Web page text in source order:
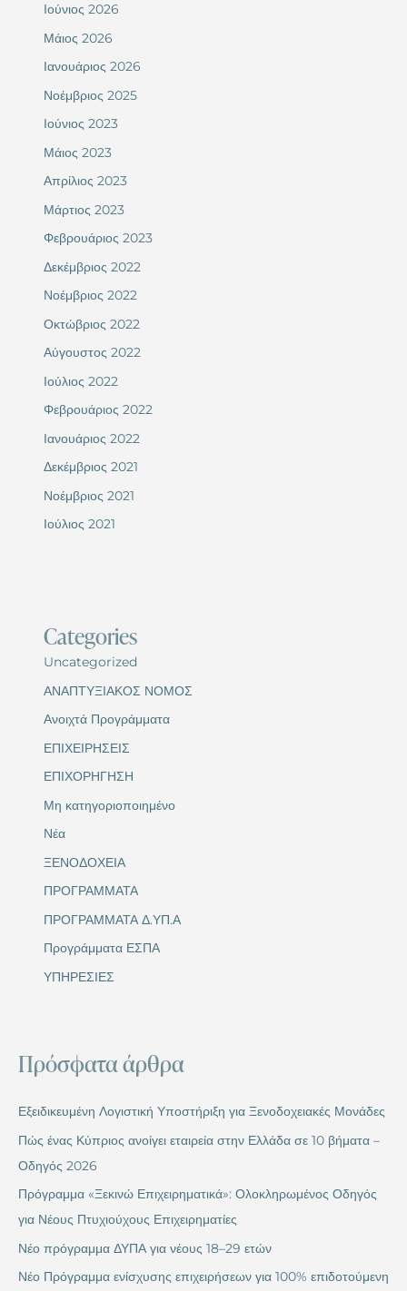
Ιούνιος 2026
Μάιος 2026
Ιανουάριος 2026
Νοέμβριος 2025
Ιούνιος 2023
Μάιος 2023
Απρίλιος 2023
Μάρτιος 2023
Φεβρουάριος 2023
Δεκέμβριος 2022
Νοέμβριος 2022
Οκτώβριος 2022
Αύγουστος 2022
Ιούλιος 2022
Φεβρουάριος 2022
Ιανουάριος 2022
Δεκέμβριος 2021
Νοέμβριος 2021
Ιούλιος 2021
Categories
Uncategorized
ΑΝΑΠΤΥΞΙΑΚΟΣ ΝΟΜΟΣ
Ανοιχτά Προγράμματα
ΕΠΙΧΕΙΡΗΣΕΙΣ
ΕΠΙΧΟΡΗΓΗΣΗ
Μη κατηγοριοποιημένο
Νέα
ΞΕΝΟΔΟΧΕΙΑ
ΠΡΟΓΡΑΜΜΑΤΑ
ΠΡΟΓΡΑΜΜΑΤΑ Δ.ΥΠ.Α
Προγράμματα ΕΣΠΑ
ΥΠΗΡΕΣΙΕΣ
Πρόσφατα άρθρα
Εξειδικευμένη Λογιστική Υποστήριξη για Ξενοδοχειακές Μονάδες
Πώς ένας Κύπριος ανοίγει εταιρεία στην Ελλάδα σε 10 βήματα –
Οδηγός 2026
Πρόγραμμα «Ξεκινώ Επιχειρηματικά»: Ολοκληρωμένος Οδηγός
για Νέους Πτυχιούχους Επιχειρηματίες
Νέο πρόγραμμα ΔΥΠΑ για νέους 18–29 ετών
Νέο Πρόγραμμα ενίσχυσης επιχειρήσεων για 100% επιδοτούμενη